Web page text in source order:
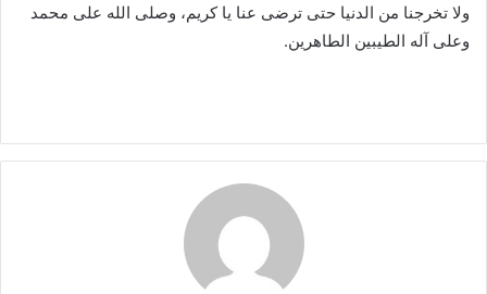
ولا تخرجنا من الدنيا حتى ترضى عنا يا كريم، وصلى الله على محمد
وعلى آله الطيبين الطاهرين.